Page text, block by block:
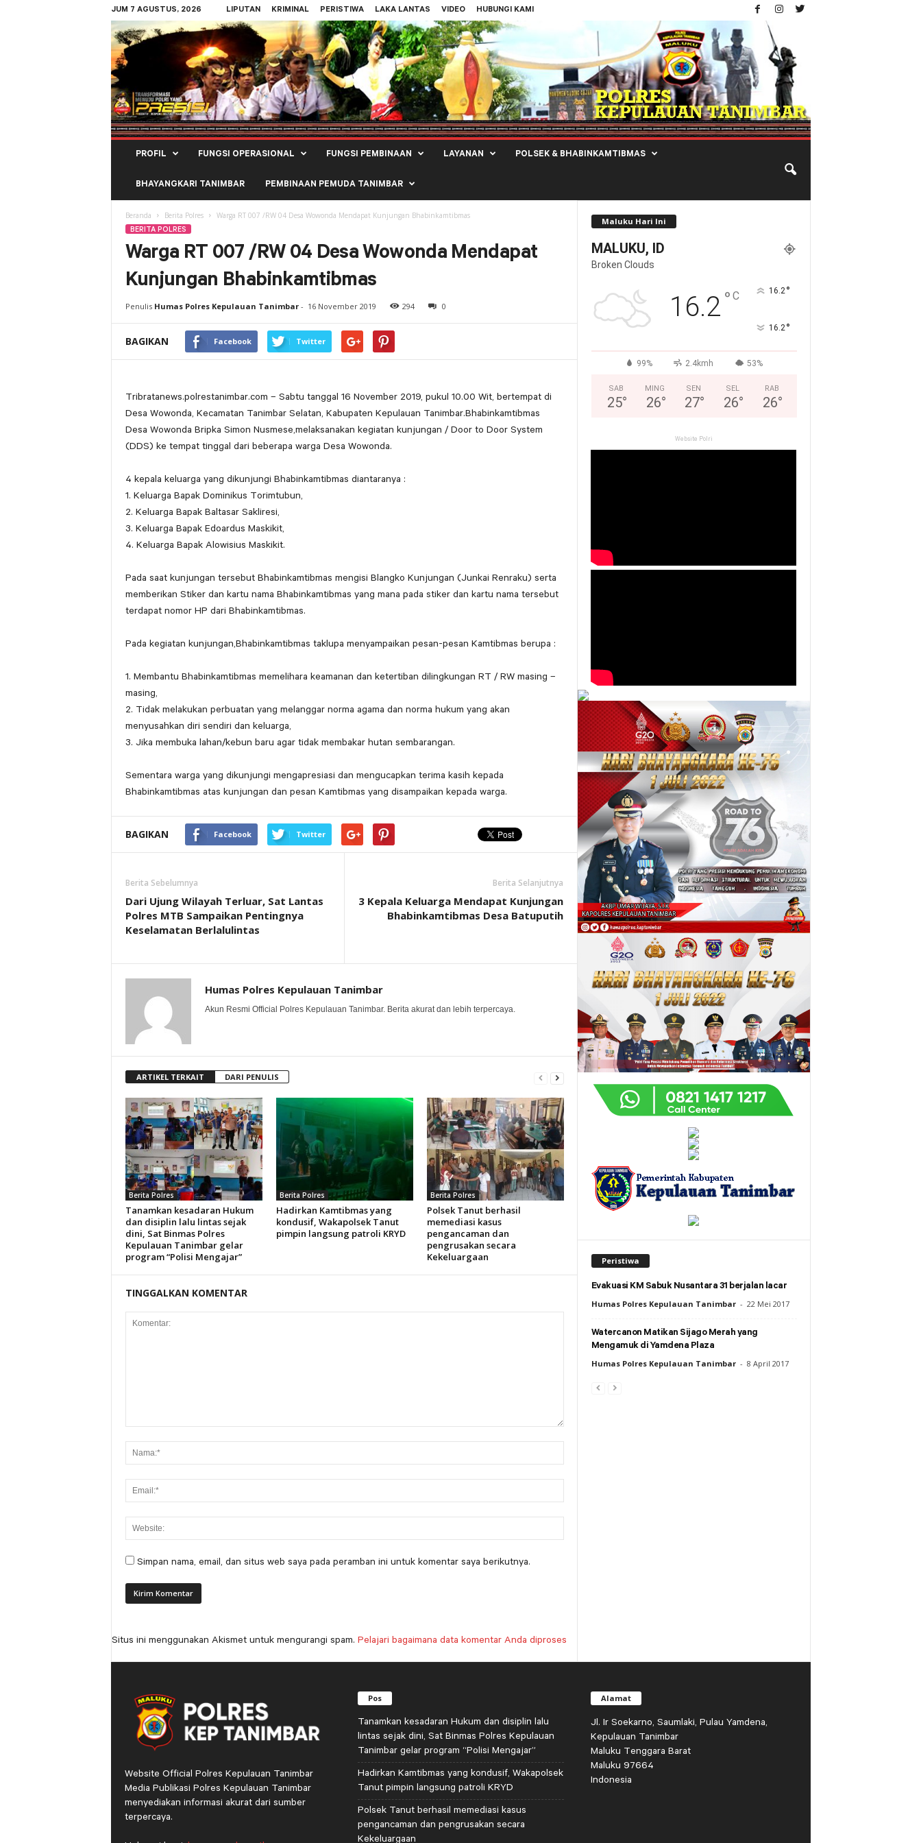
JUM 7 AGUSTUS, 2026 LIPUTAN KRIMINAL PERISTIWA LAKA LANTAS VIDEO HUBUNGI KAMI
Polres
Kepulauan
PROFIL FUNGSI OPERASIONAL FUNGSI PEMBINAAN LAYANAN POLSEK & BHABINKAMTIBMAS
BHAYANGKARI TANIMBAR PEMBINAAN PEMUDA TANIMBAR
Beranda Berita Polres Warga RT 007 /RW 04 Desa Wowonda Mendapat Kunjungan Bhabinkamtibmas
BERITA POLRES
Warga RT 007 /RW 04 Desa Wowonda Mendapat
Kunjungan Bhabinkamtibmas
Penulis Humas Polres Kepulauan Tanimbar- 16 November 2019 294 0
BAGIKAN Facebook Twitter
Tribratanews.polrestanimbar.com – Sabtu tanggal 16 November 2019, pukul 10.00 Wit, bertempat di
Desa Wowonda, Kecamatan Tanimbar Selatan, Kabupaten Kepulauan Tanimbar.Bhabinkamtibmas
Desa Wowonda Bripka Simon Nusmese,melaksanakan kegiatan kunjungan / Door to Door System
(DDS) ke tempat tinggal dari beberapa warga Desa Wowonda.
4 kepala keluarga yang dikunjungi Bhabinkamtibmas diantaranya :
1. Keluarga Bapak Dominikus Torimtubun,
2. Keluarga Bapak Baltasar Sakliresi,
3. Keluarga Bapak Edoardus Maskikit,
4. Keluarga Bapak Alowisius Maskikit.
Pada saat kunjungan tersebut Bhabinkamtibmas mengisi Blangko Kunjungan (Junkai Renraku) serta
memberikan Stiker dan kartu nama Bhabinkamtibmas yang mana pada stiker dan kartu nama tersebut
terdapat nomor HP dari Bhabinkamtibmas.
Pada kegiatan kunjungan,Bhabinkamtibmas taklupa menyampaikan pesan-pesan Kamtibmas berupa :
1. Membantu Bhabinkamtibmas memelihara keamanan dan ketertiban dilingkungan RT / RW masing –
masing,
2. Tidak melakukan perbuatan yang melanggar norma agama dan norma hukum yang akan
menyusahkan diri sendiri dan keluarga,
3. Jika membuka lahan/kebun baru agar tidak membakar hutan sembarangan.
Sementara warga yang dikunjungi mengapresiasi dan mengucapkan terima kasih kepada
Bhabinkamtibmas atas kunjungan dan pesan Kamtibmas yang disampaikan kepada warga.
BAGIKAN Facebook Twitter
Berita Sebelumnya
Dari Ujung Wilayah Terluar, Sat Lantas
Polres MTB Sampaikan Pentingnya
Keselamatan Berlalulintas
Berita Selanjutnya
3 Kepala Keluarga Mendapat Kunjungan
Bhabinkamtibmas Desa Batuputih
Humas Polres Kepulauan Tanimbar
Akun Resmi Official Polres Kepulauan Tanimbar. Berita akurat dan lebih terpercaya.
ARTIKEL TERKAIT DARI PENULIS
Berita Polres
Tanamkan kesadaran Hukum
dan disiplin lalu lintas sejak
dini, Sat Binmas Polres
Kepulauan Tanimbar gelar
program “Polisi Mengajar”
Berita Polres
Hadirkan Kamtibmas yang
kondusif, Wakapolsek Tanut
pimpin langsung patroli KRYD
Berita Polres
Polsek Tanut berhasil
memediasi kasus
pengancaman dan
pengrusakan secara
Kekeluargaan
TINGGALKAN KOMENTAR
Simpan nama, email, dan situs web saya pada peramban ini untuk komentar saya berikutnya.
Situs ini menggunakan Akismet untuk mengurangi spam. Pelajari bagaimana data komentar Anda diproses
Maluku Hari Ini
MALUKU, ID
Broken Clouds
16.2 ° C 16.2°
16.2°
99% 2.4kmh 53%
SAB
25°
MING
26°
SEN
27°
SEL
26°
RAB
26°
Website Polri
Peristiwa
Evakuasi KM Sabuk Nusantara 31 berjalan lacar
Humas Polres Kepulauan Tanimbar - 22 Mei 2017
Watercanon Matikan Sijago Merah yang
Mengamuk di Yamdena Plaza
Humas Polres Kepulauan Tanimbar - 8 April 2017
Website Official Polres Kepulauan Tanimbar
Media Publikasi Polres Kepulauan Tanimbar
menyediakan informasi akurat dari sumber
terpercaya.
Pos
Tanamkan kesadaran Hukum dan disiplin lalu
lintas sejak dini, Sat Binmas Polres Kepulauan
Tanimbar gelar program “Polisi Mengajar”
Hadirkan Kamtibmas yang kondusif, Wakapolsek
Tanut pimpin langsung patroli KRYD
Polsek Tanut berhasil memediasi kasus
pengancaman dan pengrusakan secara
Kekeluargaan
Alamat
Jl. Ir Soekarno, Saumlaki, Pulau Yamdena,
Kepulauan Tanimbar
Maluku Tenggara Barat
Maluku 97664
Indonesia